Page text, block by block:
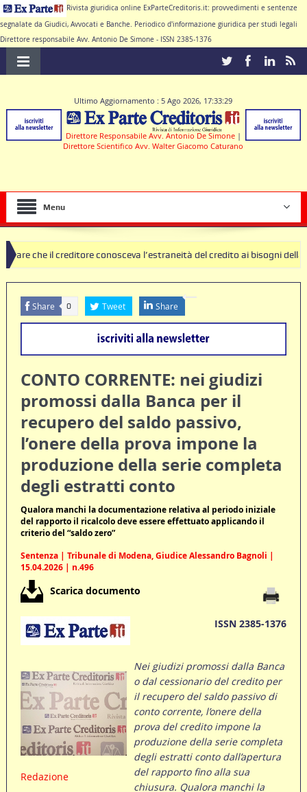
Rivista giuridica online ExParteCreditoris.it: provvedimenti e sentenze
segnalate da Giudici, Avvocati e Banche. Periodico d'informazione giuridica per studi legali
Direttore responsabile Avv. Antonio De Simone - ISSN 2385-1376
Ultimo Aggiornamento : 5 Ago 2026, 17:33:29
Direttore Responsabile Avv. Antonio De Simone |
Direttore Scientifico Avv. Walter Giacomo Caturano
Menu
conosceva l’estraneità del credito ai bisogni della famiglia
nulle deve produrre il contratto di conto corrente
Share 0 Tweet Share
CONTO CORRENTE: nei giudizi
promossi dalla Banca per il
recupero del saldo passivo,
l’onere della prova impone la
produzione della serie completa
degli estratti conto
Qualora manchi la documentazione relativa al periodo iniziale
del rapporto il ricalcolo deve essere effettuato applicando il
criterio del “saldo zero”
Sentenza | Tribunale di Modena, Giudice Alessandro Bagnoli |
15.04.2026 | n.496
Scarica documento
ISSN 2385-1376
Redazione
Nei giudizi promossi dalla Banca
o dal cessionario del credito per
il recupero del saldo passivo di
conto corrente, l’onere della
prova del credito impone la
produzione della serie completa
degli estratti conto dall’apertura
del rapporto fino alla sua
chiusura. Qualora manchi la